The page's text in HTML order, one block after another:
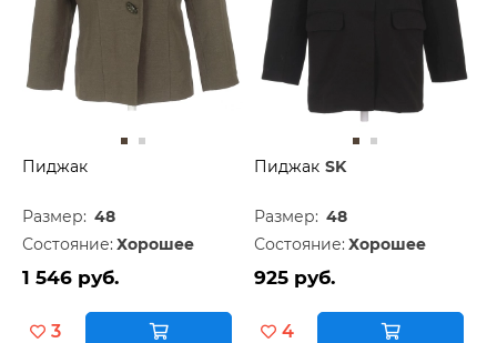
Пиджак
Размер: 48
Состояние: Хорошее
1 546 руб.
3
Пиджак SK
Размер: 48
Состояние: Хорошее
925 руб.
4